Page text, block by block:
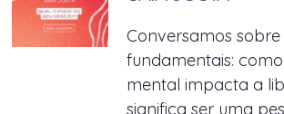
Conversamos
fundamentais:
mental impacta a
significa ser uma